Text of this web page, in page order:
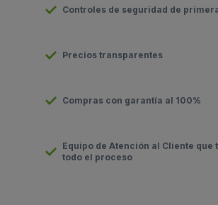
Controles de seguridad de
Precios transparentes
Compras con garantía al 100%
Equipo de Atención al Cliente que
todo el proceso